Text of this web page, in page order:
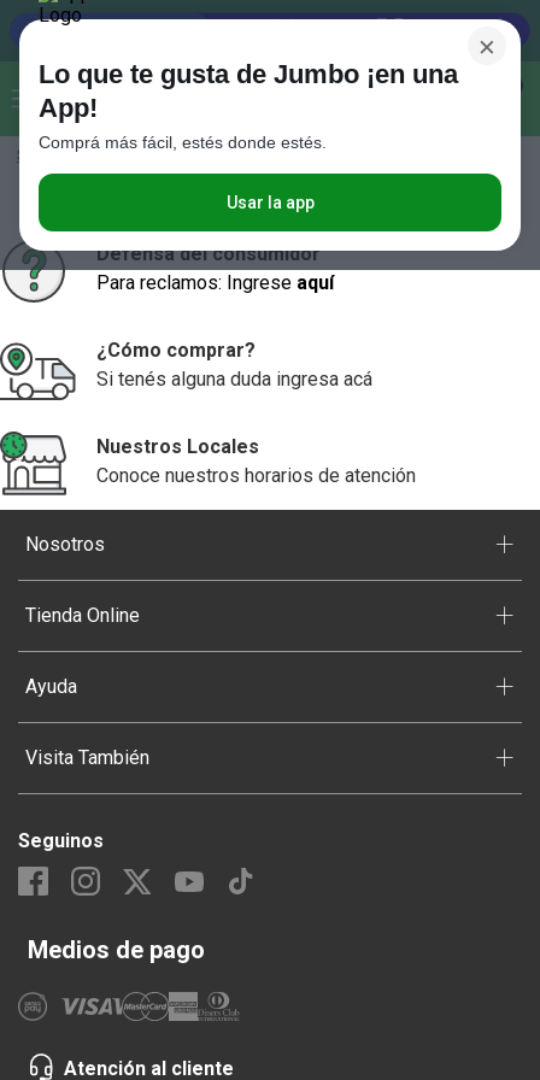
Buscar...
Seleccioná el método de entrega
×
Lo que te gusta de Jumbo ¡en una
App!
Comprá más fácil, estés donde estés.
Usar la app
Defensa del consumidor
Para reclamos: Ingrese aquí
¿Cómo comprar?
Si tenés alguna duda ingresa acá
Nuestros Locales
Conoce nuestros horarios de atención
Nosotros +
Tienda Online +
Ayuda +
Visita También +
Seguinos
Medios de pago
Atención al cliente
Términos más buscados
2.
3
Leche
5.
Galletitas
7.
Fideos
8.
Juguetes
Valijas
10. Carne